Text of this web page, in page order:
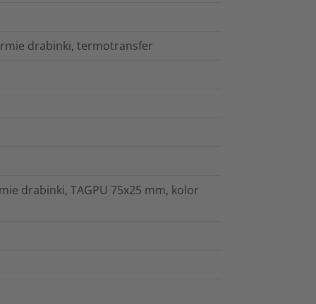
drabinki, termotransfer
drabinki, TAGPU 75x25 mm, kolor